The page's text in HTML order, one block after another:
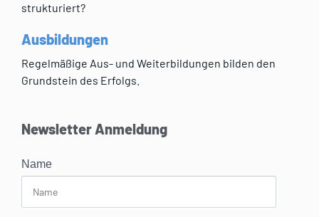
strukturiert?
Ausbildungen
Regelmäßige Aus- und Weiterbildungen bilden den
Grundstein des Erfolgs.
Newsletter Anmeldung
Name